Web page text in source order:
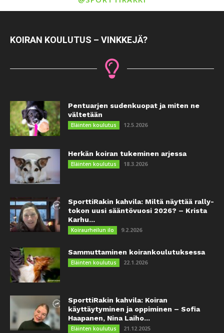
KOIRAN KOULUTUS – VINKKEJÄ?
Pentuarjen sudenkuopat ja miten ne
vältetään
Eläinten koulutus 12.5.2026
Herkän koiran tukeminen arjessa
Eläinten koulutus 18.3.2026
SporttiRakin kahvila: Miltä näyttää rally-
tokon uusi sääntövuosi 2026? – Krista
Karhu...
Koiraurheilun ilo 9.2.2026
Sammuttaminen koirankoulutuksessa
Eläinten koulutus 22.1.2026
SporttiRakin kahvila: Koiran
käyttäytyminen ja oppiminen – Sofia
Haapanen, Nina Laiho...
Eläinten koulutus 21.12.2025